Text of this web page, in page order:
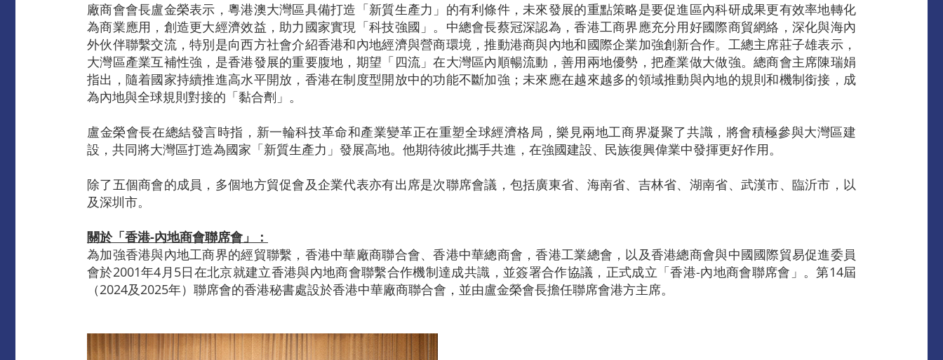
廠商會會長盧金榮表示，粵港澳大灣區具備打造「新質生產力」的有利條件，未來發展的重點策略是要促進區內科研成果更有效率地轉化
為商業應用，創造更大經濟效益，助力國家實現「科技強國」。中總會長蔡冠深認為，香港工商界應充分用好國際商貿網絡，深化與海內
外伙伴聯繫交流，特別是向西方社會介紹香港和內地經濟與營商環境，推動港商與內地和國際企業加強創新合作。工總主席莊子雄表示，
大灣區產業互補性強，是香港發展的重要腹地，期望「四流」在大灣區內順暢流動，善用兩地優勢，把產業做大做強。總商會主席陳瑞娟
指出，隨着國家持續推進高水平開放，香港在制度型開放中的功能不斷加強；未來應在越來越多的領域推動與內地的規則和機制銜接，成
為內地與全球規則對接的「黏合劑」。
盧金榮會長在總結發言時指，新一輪科技革命和產業變革正在重塑全球經濟格局，樂見兩地工商界凝聚了共識，將會積極參與大灣區建
設，共同將大灣區打造為國家「新質生產力」發展高地。他期待彼此攜手共進，在強國建設、民族復興偉業中發揮更好作用。
除了五個商會的成員，多個地方貿促會及企業代表亦有出席是次聯席會議，包括廣東省、海南省、吉林省、湖南省、武漢市、臨沂市，以
及深圳市。
關於「香港-內地商會聯席會」：
為加強香港與內地工商界的經貿聯繫，香港中華廠商聯合會、香港中華總商會，香港工業總會，以及香港總商會與中國國際貿易促進委員
會於2001年4月5日在北京就建立香港與內地商會聯繫合作機制達成共識，並簽署合作協議，正式成立「香港-內地商會聯席會」。第14屆
（2024及2025年）聯席會的香港秘書處設於香港中華廠商聯合會，並由盧金榮會長擔任聯席會港方主席。